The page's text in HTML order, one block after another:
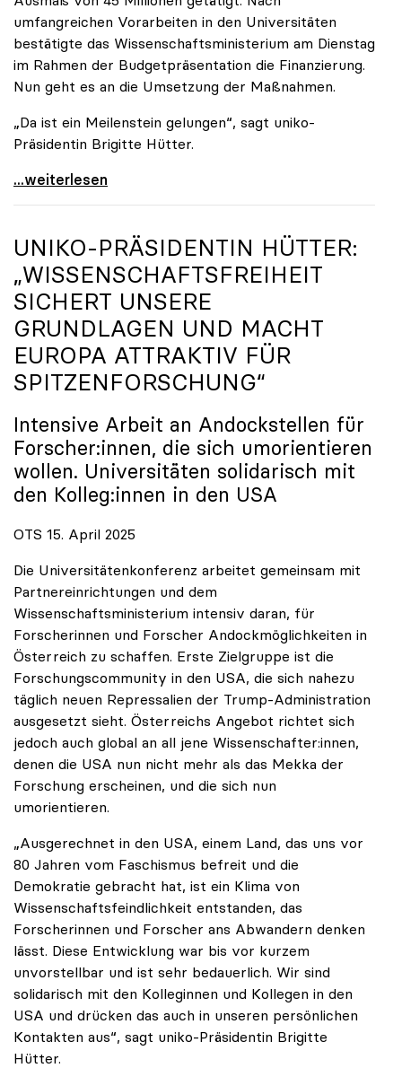
umfangreichen Vorarbeiten in den Universitäten
bestätigte das Wissenschaftsministerium am Dienstag
im Rahmen der Budgetpräsentation die Finanzierung.
Nun geht es an die Umsetzung der Maßnahmen.
„Da ist ein Meilenstein gelungen“, sagt uniko-
Präsidentin Brigitte Hütter.
Universitäten wappnen sich gegen zunehmende Gefahr
...weiterlesen
UNIKO-PRÄSIDENTIN HÜTTER:
„WISSENSCHAFTSFREIHEIT
SICHERT UNSERE
GRUNDLAGEN UND MACHT
EUROPA ATTRAKTIV FÜR
SPITZENFORSCHUNG“
Intensive Arbeit an Andockstellen für
Forscher:innen, die sich umorientieren
wollen. Universitäten solidarisch mit
den Kolleg:innen in den USA
OTS 15. April 2025
Die Universitätenkonferenz arbeitet gemeinsam mit
Partnereinrichtungen und dem
Wissenschaftsministerium intensiv daran, für
Forscherinnen und Forscher Andockmöglichkeiten in
Österreich zu schaffen. Erste Zielgruppe ist die
Forschungscommunity in den USA, die sich nahezu
täglich neuen Repressalien der Trump-Administration
ausgesetzt sieht. Österreichs Angebot richtet sich
jedoch auch global an all jene Wissenschafter:innen,
denen die USA nun nicht mehr als das Mekka der
Forschung erscheinen, und die sich nun
umorientieren.
„Ausgerechnet in den USA, einem Land, das uns vor
80 Jahren vom Faschismus befreit und die
Demokratie gebracht hat, ist ein Klima von
Wissenschaftsfeindlichkeit entstanden, das
Forscherinnen und Forscher ans Abwandern denken
lässt. Diese Entwicklung war bis vor kurzem
unvorstellbar und ist sehr bedauerlich. Wir sind
solidarisch mit den Kolleginnen und Kollegen in den
USA und drücken das auch in unseren persönlichen
Kontakten aus“, sagt uniko-Präsidentin Brigitte
Hütter.